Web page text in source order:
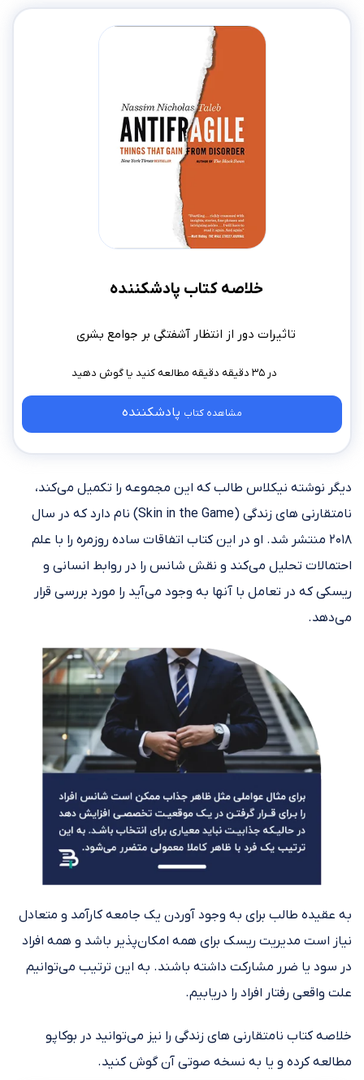
خلاصه کتاب پادشکننده
تاثیرات دور از انتظار آشفتگی بر جوامع بشری
در ۳۵ دقیقه دقیقه مطالعه کنید
مشاهده کتاب پادشکننده
دیگر نوشته نیکلاس طالب که این مجموعه را تکمیل می‌کند،
نامتقارنی ‌های زندگی (Skin in the Game) نام دارد که در سال
۲۰۱۸ منتشر شد. او در این کتاب اتفاقات ساده روزمره را با علم
احتمالات تحلیل می‌‌کند و نقش شانس را در روابط انسانی و
ریسکی که در تعامل با آنها به وجود می‌آید را مورد بررسی قرار
می‌دهد.
به عقیده طالب برای به وجود آوردن یک جامعه کارآمد و متعادل
نیاز است مدیریت ریسک برای همه امکان‌پذیر باشد و همه‌ افراد
در سود یا ضرر مشارکت داشته باشند. به این ترتیب می‌توانیم
علت واقعی رفتار افراد را دریابیم.
خلاصه کتاب نامتقارنی های زندگی را نیز می‌توانید در بوکاپو
مطالعه کرده و یا به نسخه صوتی آن گوش کنید.